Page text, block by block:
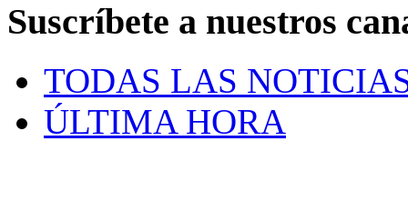
Suscríbete a nuestros
TODAS LAS
ÚLTIMA HORA